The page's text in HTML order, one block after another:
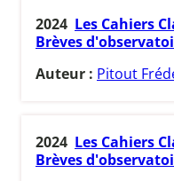
2024 Les Cahiers
Brèves
Auteur : Pitout
2024 Les Cahiers
Brèves